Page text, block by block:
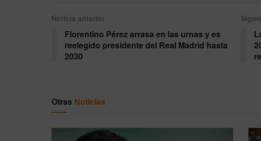
Noticia anterior
Florentino Pérez arrasa en las urnas y es
reelegido presidente del Real Madrid hasta
2030
Otras Noticias